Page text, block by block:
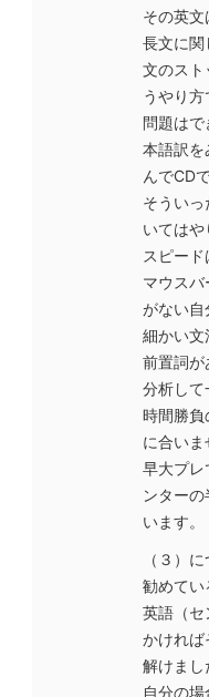
その英文
長文に関
文のスト
うやり方
問題は
本語訳を
んでCD
そうい
いては
スピード
マウス
がない自
細かい文
前置詞が
分析して
時間勝負
に合いま
早大プレ
ンター
います。
（３）
勧めてい
英語（セ
かければ
解けまし
自分の